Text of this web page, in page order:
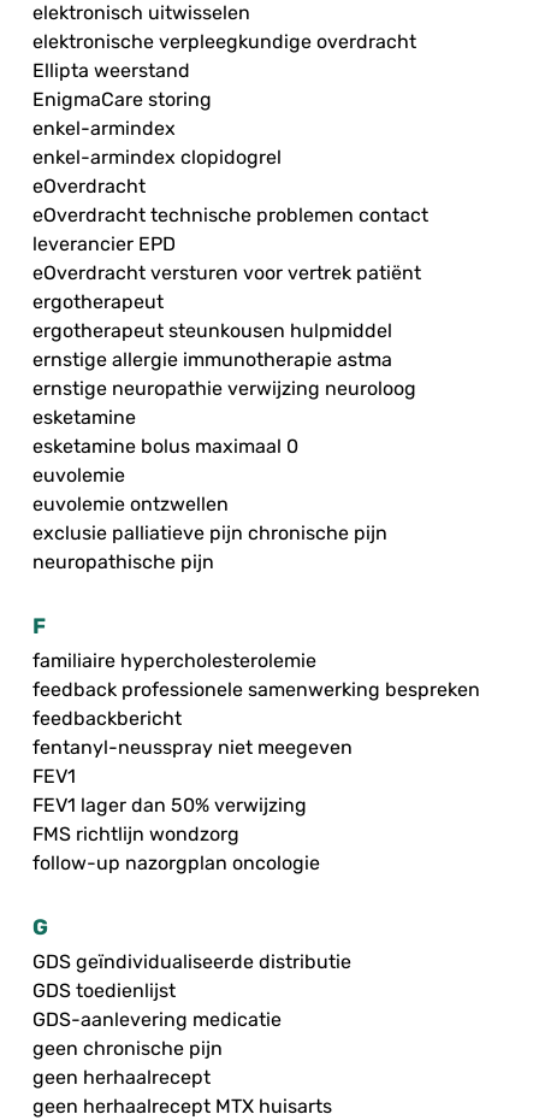
elektronisch uitwisselen
elektronische verpleegkundige overdracht
Ellipta weerstand
EnigmaCare storing
enkel-armindex
enkel-armindex clopidogrel
eOverdracht
eOverdracht technische problemen contact
leverancier EPD
eOverdracht versturen voor vertrek patiënt
ergotherapeut
ergotherapeut steunkousen hulpmiddel
ernstige allergie immunotherapie astma
ernstige neuropathie verwijzing neuroloog
esketamine
esketamine bolus maximaal 0
euvolemie
euvolemie ontzwellen
exclusie palliatieve pijn chronische pijn
neuropathische pijn
F
familiaire hypercholesterolemie
feedback professionele samenwerking bespreken
feedbackbericht
fentanyl-neusspray niet meegeven
FEV1
FEV1 lager dan 50% verwijzing
FMS richtlijn wondzorg
follow-up nazorgplan oncologie
G
GDS geïndividualiseerde distributie
GDS toedienlijst
GDS-aanlevering medicatie
geen chronische pijn
geen herhaalrecept
geen herhaalrecept MTX huisarts